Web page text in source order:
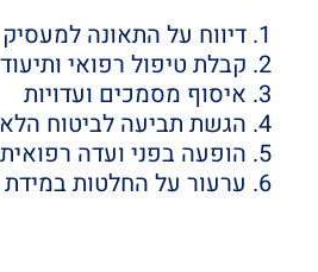
דיווח על התאונה
קבלת טיפול רפואי
איסוף מסמכים ועדויות
הגשת תביעה לביטוח
הופעה בפני ועדה רפואית
ערעור על החלטות